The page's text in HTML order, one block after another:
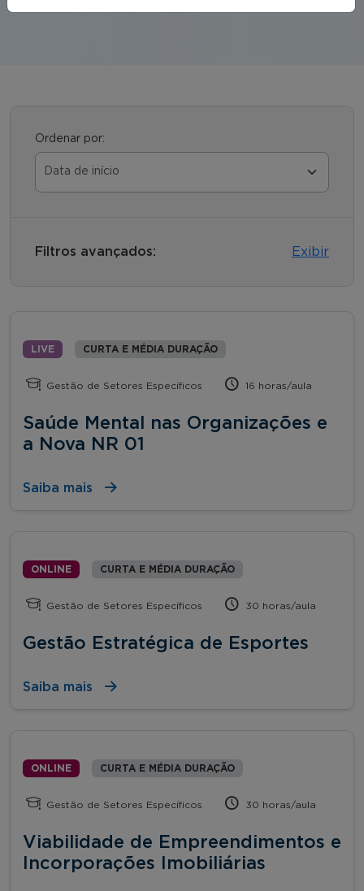
Ordenar por:
Filtros avançados: Exibir
LIVE CURTA E MÉDIA DURAÇÃO
Gestão de Setores Específicos 16 horas/aula
Saúde Mental nas Organizações e
a Nova NR 01
Saiba mais
ONLINE CURTA E MÉDIA DURAÇÃO
Gestão de Setores Específicos 30 horas/aula
Gestão Estratégica de Esportes
Saiba mais
ONLINE CURTA E MÉDIA DURAÇÃO
Gestão de Setores Específicos 30 horas/aula
Viabilidade de Empreendimentos e
Incorporações Imobiliárias